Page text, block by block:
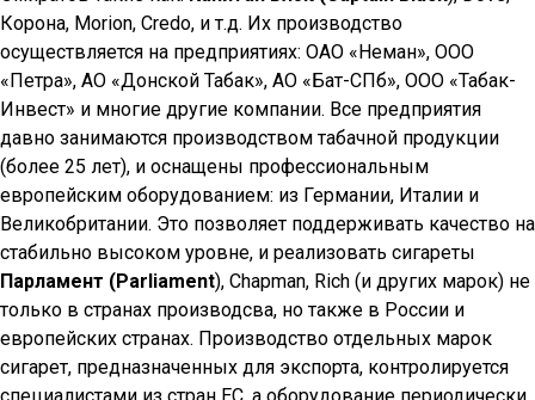
Корона, Morion, Credo, и т.д. Их производство
осуществляется на предприятиях: ОАО «Неман», ООО
«Петра», АО «Донской Табак», АО «Бат-СПб», ООО «Табак-
Инвест» и многие другие компании. Все предприятия
давно занимаются производством табачной продукции
(более 25 лет), и оснащены профессиональным
европейским оборудованием: из Германии, Италии и
Великобритании. Это позволяет поддерживать качество на
стабильно высоком уровне, и реализовать сигареты
Парламент (Parliament), Chapman, Rich (и других марок) не
только в странах производсва, но также в России и
европейских странах. Производство отдельных марок
сигарет, предназначенных для экспорта, контролируется